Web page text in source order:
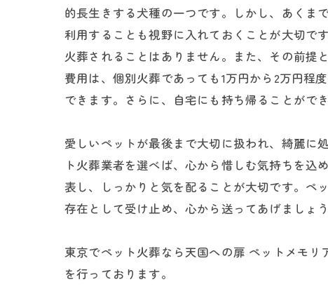
的長生きする犬種の一つです。しかし、あくま
利用することも視野に入れておくことが大切で
火葬されることはありません。また、その前提
費用は、個別火葬であっても1万円から2万円程
できます。さらに、自宅にも持ち帰ることがで
愛しいペットが最後まで大切に扱われ、綺麗に
ト火葬業者を選べば、心から惜しむ気持ちを
表し、しっかりと気を配ることが大切です。ペ
存在として受け止め、心から送ってあげましょう
東京でペット火葬なら天国への扉 ペットメモ
を行っております。